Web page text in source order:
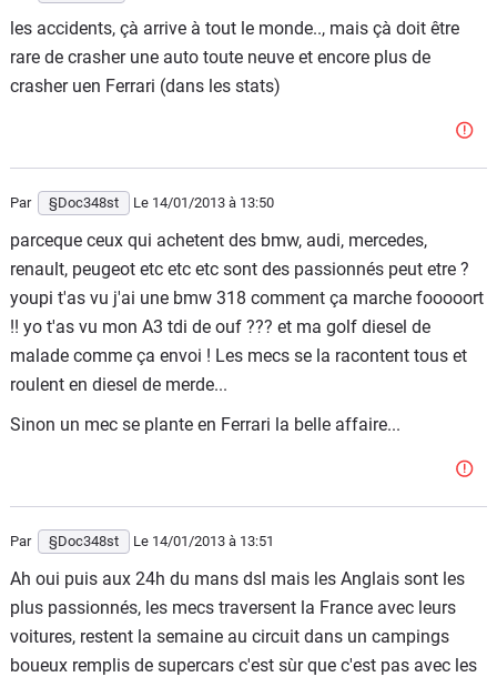
les accidents, çà arrive à tout le monde.., mais çà doit être
rare de crasher une auto toute neuve et encore plus de
crasher uen Ferrari (dans les stats)
Par §Doc348st Le 14/01/2013 à 13:50
parceque ceux qui achetent des bmw, audi, mercedes,
renault, peugeot etc etc etc sont des passionnés peut etre ?
youpi t'as vu j'ai une bmw 318 comment ça marche fooooort
!! yo t'as vu mon A3 tdi de ouf ??? et ma golf diesel de
malade comme ça envoi ! Les mecs se la racontent tous et
roulent en diesel de merde...
Sinon un mec se plante en Ferrari la belle affaire...
Par §Doc348st Le 14/01/2013 à 13:51
Ah oui puis aux 24h du mans dsl mais les Anglais sont les
plus passionnés, les mecs traversent la France avec leurs
voitures, restent la semaine au circuit dans un campings
boueux remplis de supercars c'est sùr que c'est pas avec les